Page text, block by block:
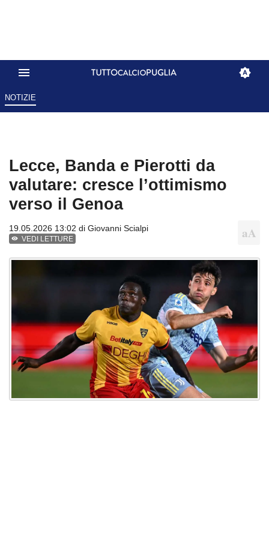
NOTIZIE
Lecce, Banda e Pierotti da
valutare: cresce l’ottimismo
verso il Genoa
19.05.2026 13:02 di Giovanni Scialpi
VEDI LETTURE